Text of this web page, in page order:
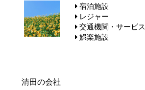
宿泊施設
レジャー
交通機関・サービス
娯楽施設
清田の会社